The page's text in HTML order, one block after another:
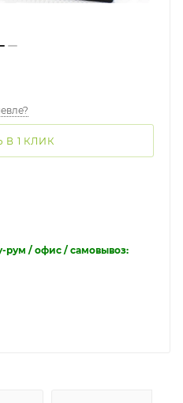
В 1 КЛИК
рум / офис / самовывоз: